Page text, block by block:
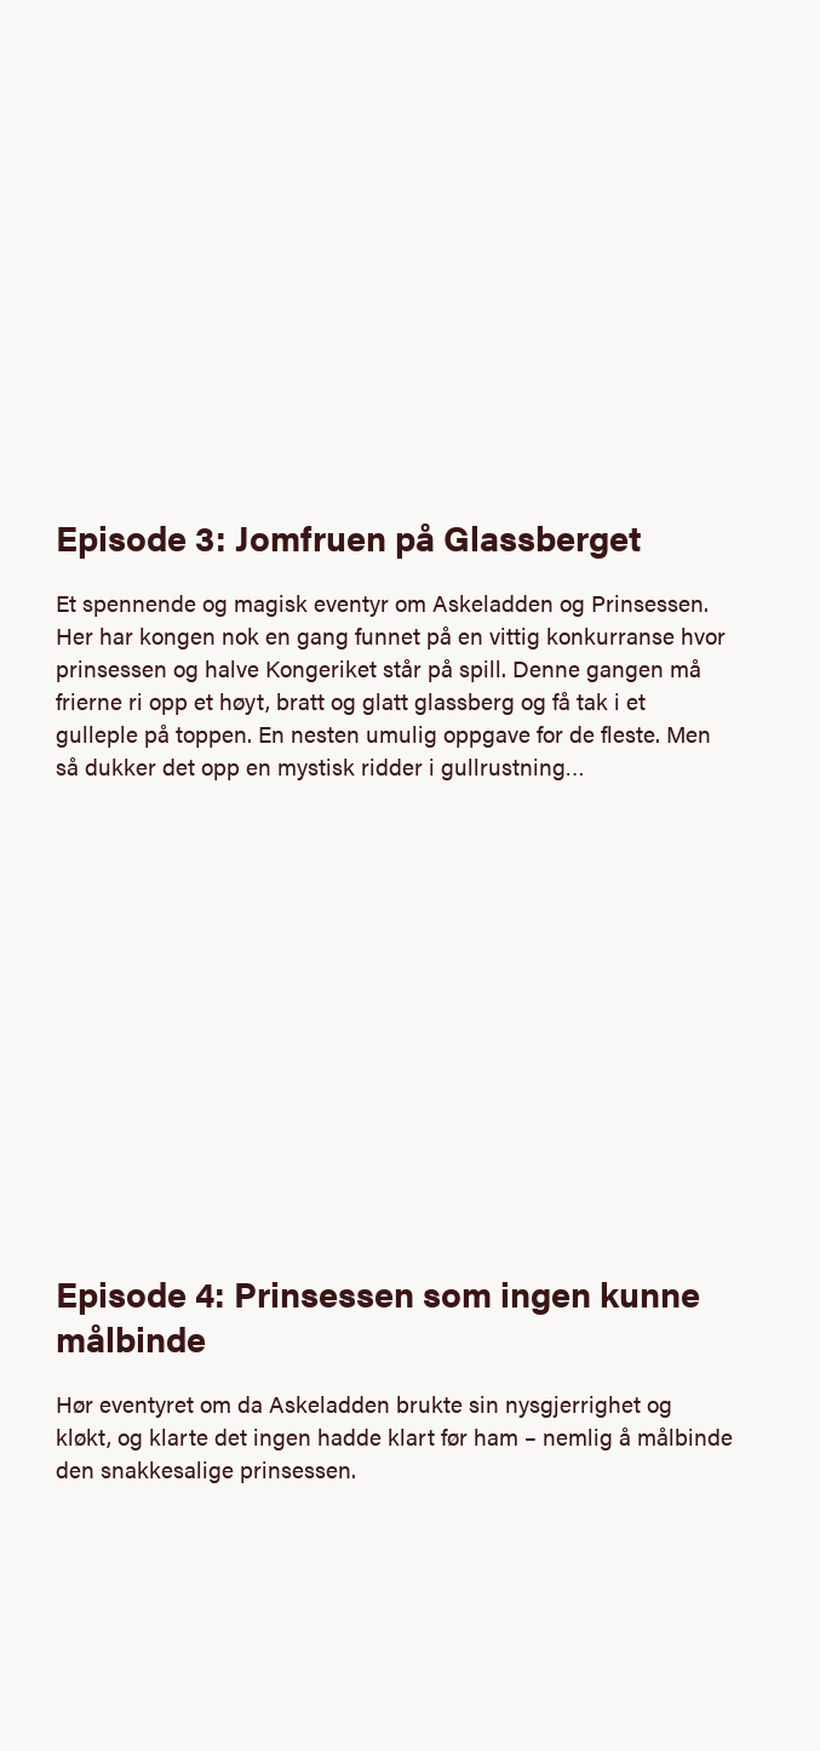
Episode 3: Jomfruen på Glassberget
Et spennende og magisk eventyr om Askeladden og Prinsessen.
Her har kongen nok en gang funnet på en vittig konkurranse hvor
prinsessen og halve Kongeriket står på spill. Denne gangen må
frierne ri opp et høyt, bratt og glatt glassberg og få tak i et
gulleple på toppen. En nesten umulig oppgave for de fleste. Men
så dukker det opp en mystisk ridder i gullrustning…
Episode 4: Prinsessen som ingen kunne
målbinde
Hør eventyret om da Askeladden brukte sin nysgjerrighet og
kløkt, og klarte det ingen hadde klart før ham – nemlig å målbinde
den snakkesalige prinsessen.